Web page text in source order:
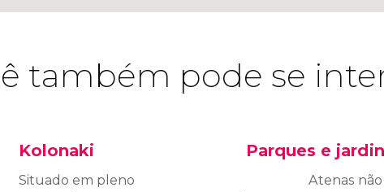
também pode se
Kolonaki
Situado em pleno
Parques e
Atenas não